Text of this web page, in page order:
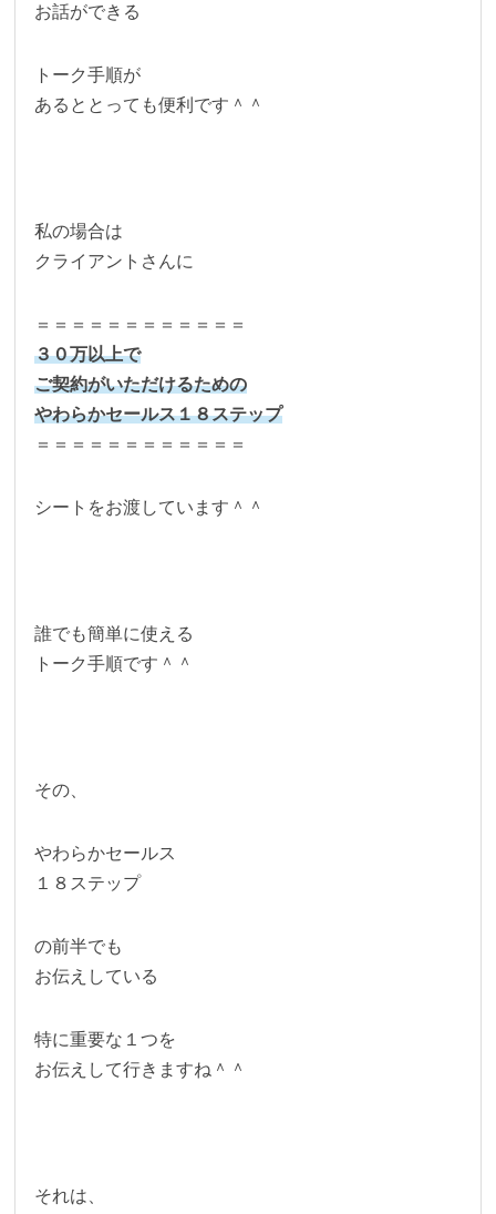
お話ができる
トーク手順が
あるととっても便利です＾＾
私の場合は
クライアントさんに
＝＝＝＝＝＝＝＝＝＝＝＝
３０万以上で
ご契約がいただけるための
やわらかセールス１８ステップ
＝＝＝＝＝＝＝＝＝＝＝＝
シートをお渡しています＾＾
誰でも簡単に使える
トーク手順です＾＾
その、
やわらかセールス
１８ステップ
の前半でも
お伝えしている
特に重要な１つを
お伝えして行きますね＾＾
それは、